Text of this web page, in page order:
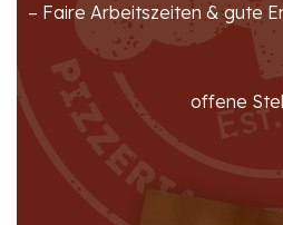
– Faire Arbeitszeiten & gute
offene